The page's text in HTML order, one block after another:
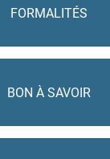
FORMALITÉS
BON À SAVOIR